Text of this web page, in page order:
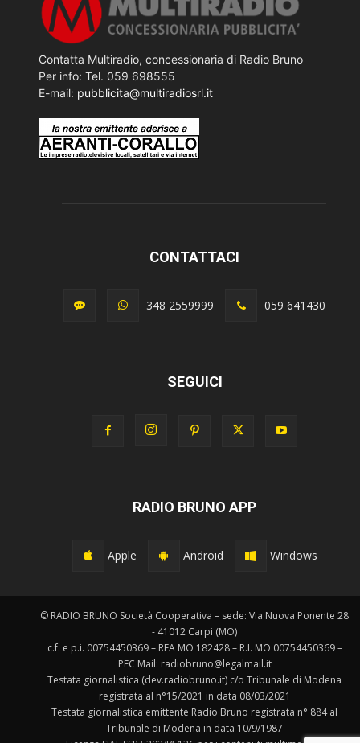
Contatta Multiradio, concessionaria di Radio Bruno
Per info: Tel. 059 698555
E-mail: pubblicita@multiradiosrl.it
CONTATTACI
348 2559999 059 641430
SEGUICI
RADIO BRUNO APP
Apple Android Windows
© RADIO BRUNO Società Cooperativa – sede: Via Nuova Ponente 28
- 41012 Carpi (MO)
c.f. e p.i. 00754450369 – REA MO 182428 – R.I. MO 00754450369 –
PEC Mail: radiobruno@legalmail.it
Testata giornalistica (dev.radiobruno.it) c/o Tribunale di Modena
registrata al n°15/2021 in data 08/03/2021
Testata giornalistica emittente Radio Bruno registrata n° 884 al
Tribunale di Modena in data 10/9/1987